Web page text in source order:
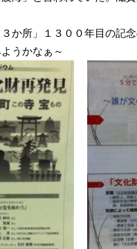
か所」１３００年目の記念
うかなぁ～